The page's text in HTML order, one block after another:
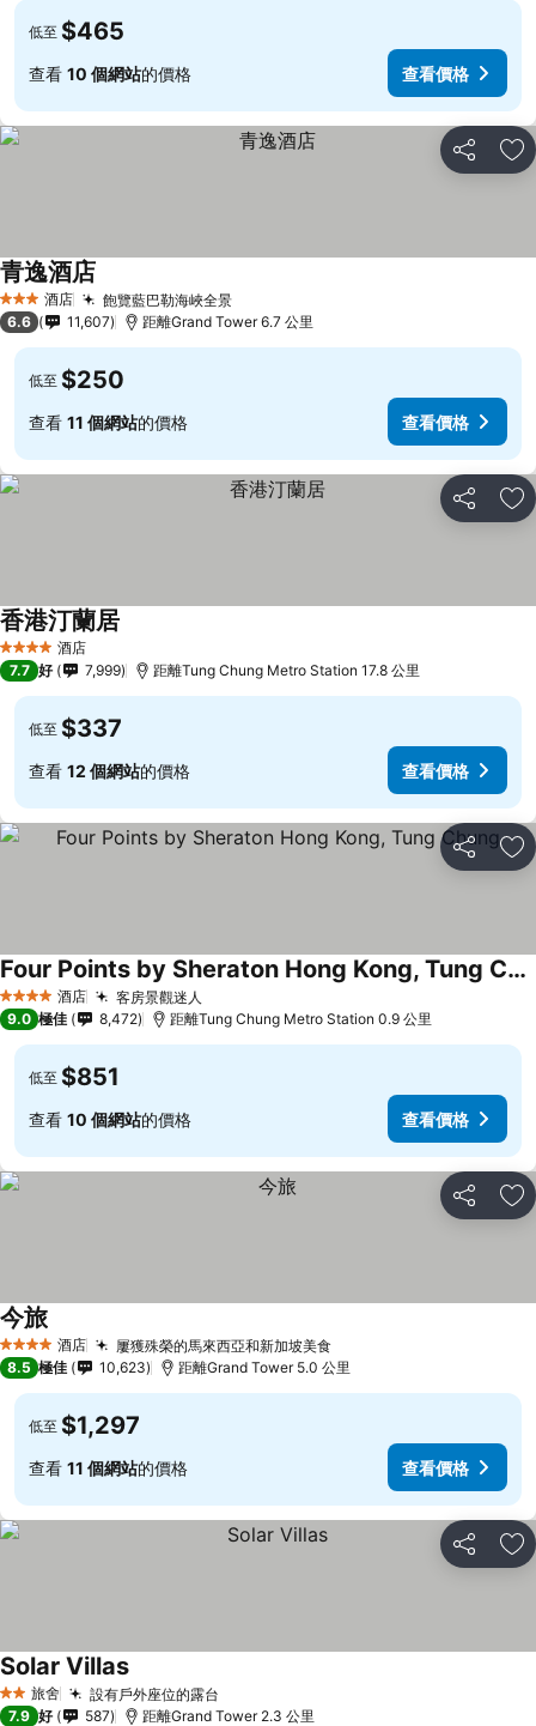
低至 $465
查看 10 個網站的價格 查看價格
分享 放
3 星級 酒店 飽覽藍巴勒海峽全景
青逸酒店
6.6 11,607 距離Grand Tower 6.7 公里
低至 $250
查看 11 個網站的價格 查看價格
分享 放
4 星級 酒店
香港汀蘭居
7.7 好 7,999 距離Tung Chung Metro Station 17.8 公里
低至 $337
查看 12 個網站的價格 查看價格
分享 放
4 星級 酒店 客房景觀迷人
Four Points by Sheraton Hong Kong, Tung Chung
9.0 極佳 8,472 距離Tung Chung Metro Station 0.9 公里
低至 $851
查看 10 個網站的價格 查看價格
分享 放
4 星級 酒店 屢獲殊榮的馬來西亞和新加坡美食
今旅
8.5 極佳 10,623 距離Grand Tower 5.0 公里
低至 $1,297
查看 11 個網站的價格 查看價格
分享 放
2 星級旅舍 設有戶外座位的露台
Solar Villas
7.9 好 587 距離Grand Tower 2.3 公里